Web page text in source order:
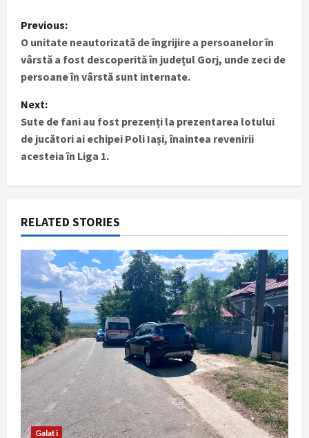
P
o
s
t
n
a
v
i
g
a
t
i
o
n
Previous:
O unitate neautorizată de îngrijire a persoanelor în
vârstă a fost descoperită în județul Gorj, unde zeci de
persoane în vârstă sunt internate.
Next:
Sute de fani au fost prezenți la prezentarea lotului
de jucători ai echipei Poli Iași, înaintea revenirii
acesteia în Liga 1.
RELATED STORIES
Galati